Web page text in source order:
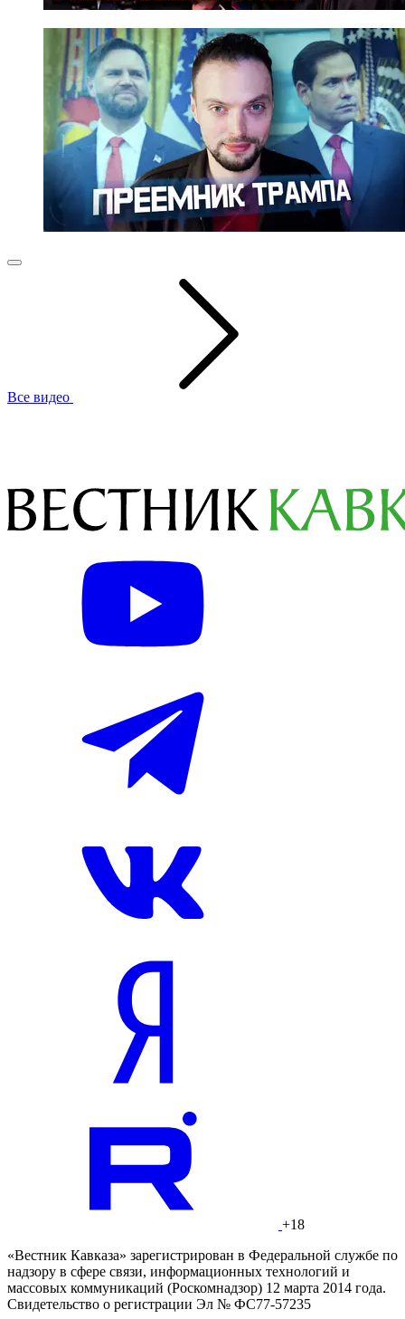
Все видео
+18
«Вестник Кавказа» зарегистрирован в Федеральной службе по
надзору в сфере связи, информационных технологий и
массовых коммуникаций (Роскомнадзор) 12 марта 2014 года.
Свидетельство о регистрации Эл № ФС77-57235